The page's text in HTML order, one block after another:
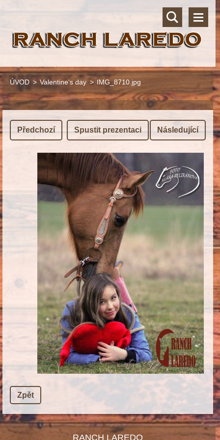
ÚVOD > Valentine's day > IMG_8710.jpg
Předchozí Spustit prezentaci Následující
Zpět
RANCH LAREDO